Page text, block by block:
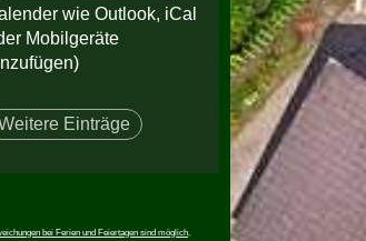
wie Outlook, iCal
Mobilgeräte
Einträge
bei Ferien und Feiertagen sind möglich,